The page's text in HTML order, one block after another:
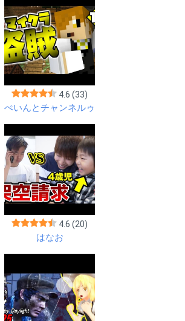
4.6 (33)
ぺいんとチャンネルゥ
4.6 (20)
はなお